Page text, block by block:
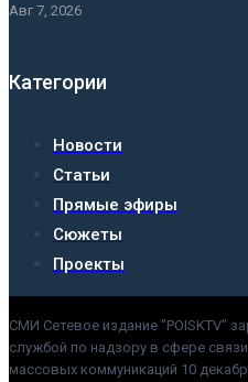
Авг 7, 2026
Категории
Новости
Статьи
Прямые эфиры
Сюжеты
Проекты
СМИ Сетевое издание "POISKTV"
службой по надзору в сфере
массовых коммуникаций 10